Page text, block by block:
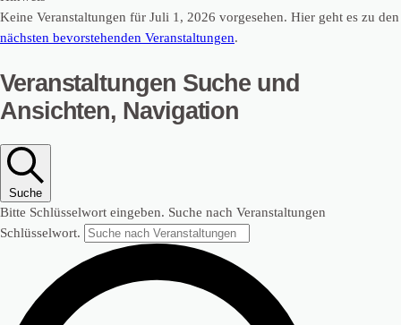
Keine Veranstaltungen für Juli 1, 2026 vorgesehen. Hier geht es zu den
nächsten bevorstehenden Veranstaltungen.
Veranstaltungen Suche und
Ansichten, Navigation
Suche
Bitte Schlüsselwort eingeben. Suche nach Veranstaltungen
Schlüsselwort.